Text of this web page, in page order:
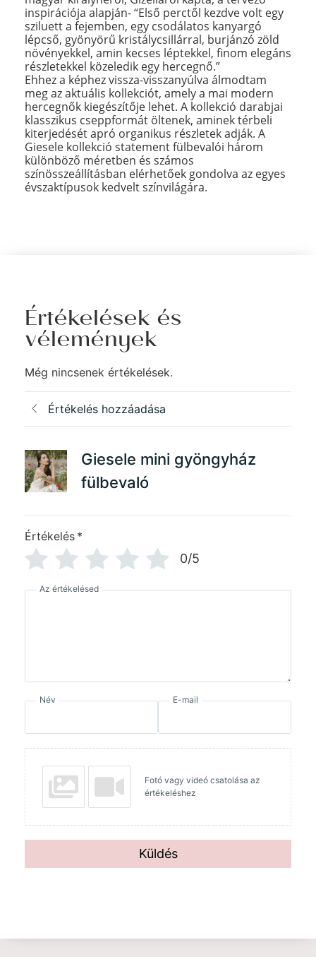
inspirációja alapján- “Első perctől kezdve volt egy
sziluett a fejemben, egy csodálatos kanyargó
lépcső, gyönyörű kristálycsillárral, burjánzó zöld
növényekkel, amin kecses léptekkel, finom elegáns
részletekkel közeledik egy hercegnő.”
Ehhez a képhez vissza-visszanyúlva álmodtam
meg az aktuális kollekciót, amely a mai modern
hercegnők kiegészítője lehet. A kollekció darabjai
klasszikus cseppformát öltenek, aminek térbeli
kiterjedését apró organikus részletek adják. A
Giesele kollekció statement fülbevalói három
különböző méretben és számos
színösszeállításban elérhetőek gondolva az egyes
évszaktípusok kedvelt színvilágára.
Értékelések és
vélemények
Még nincsenek értékelések.
Értékelés hozzáadása
Giesele mini gyöngyház
fülbevaló
Értékelés *
0/5
Az értékelésed
Név E-mail
Fotó vagy videó csatolása az
értékeléshez
Küldés